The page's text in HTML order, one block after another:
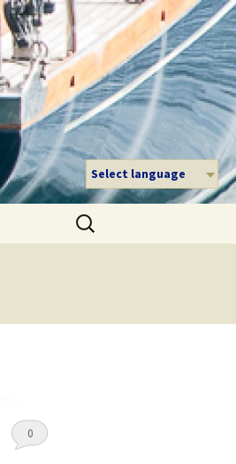
Select language
Suche
nach:
0